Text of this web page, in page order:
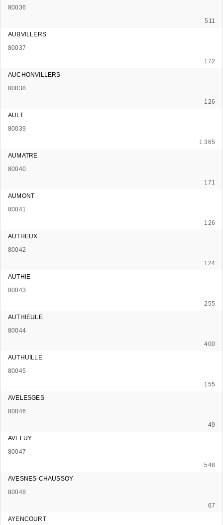
80036
511
AUBVILLERS
80037
172
AUCHONVILLERS
80038
126
AULT
80039
1 365
AUMATRE
80040
171
AUMONT
80041
126
AUTHEUX
80042
124
AUTHIE
80043
255
AUTHIEULE
80044
400
AUTHUILLE
80045
155
AVELESGES
80046
49
AVELUY
80047
548
AVESNES-CHAUSSOY
80048
67
AYENCOURT